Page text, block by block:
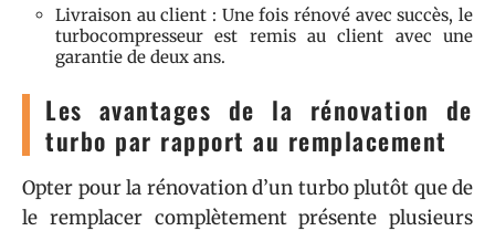
Livraison au client : Une fois rénové avec succès, le
turbocompresseur est remis au client avec une
garantie de deux ans.
Les avantages de la rénovation de
turbo par rapport au remplacement
Opter pour la rénovation d’un turbo plutôt que de
le remplacer complètement présente plusieurs